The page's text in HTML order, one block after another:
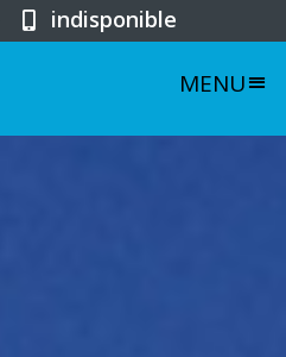
indisponible
MENU